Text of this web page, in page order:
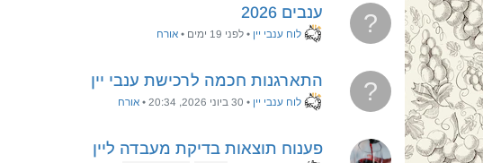
? ענבים 2026
לוח ענבי יין •לפני 19 ימים •אורח
? התארגנות חכמה לרכישת ענבי יין
לוח ענבי יין • 30 ביוני 2026, 20:34 •אורח
פענוח תוצאות בדיקת מעבדה ליין